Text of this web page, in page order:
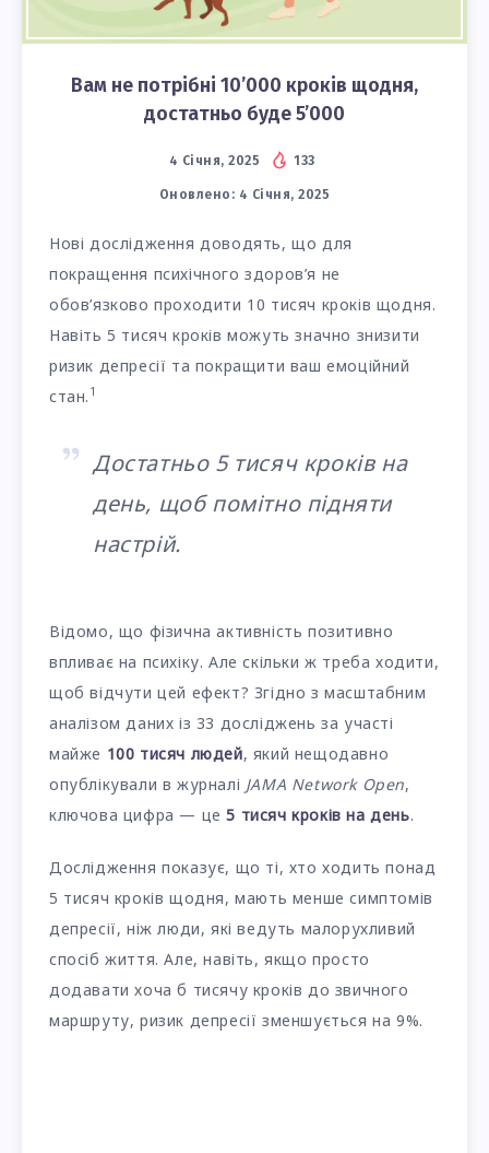
Вам не потрібні 10’000 кроків щодня,
достатньо буде 5’000
4 Січня, 2025 133
Оновлено: 4 Січня, 2025
Нові дослідження доводять, що для
покращення психічного здоров’я не
обов’язково проходити 10 тисяч кроків щодня.
Навіть 5 тисяч кроків можуть значно знизити
ризик депресії та покращити ваш емоційний
стан. 1
Достатньо 5 тисяч кроків на
день, щоб помітно підняти
настрій.
Відомо, що фізична активність позитивно
впливає на психіку. Але скільки ж треба ходити,
щоб відчути цей ефект? Згідно з масштабним
аналізом даних із 33 досліджень за участі
майже 100 тисяч людей, який нещодавно
опублікували в журналі JAMA Network Open,
ключова цифра — це5 тисяч кроків на день.
Дослідження показує, що ті, хто ходить понад
5 тисяч кроків щодня, мають менше симптомів
депресії, ніж люди, які ведуть малорухливий
спосіб життя. Але, навіть, якщо просто
додавати хоча б тисячу кроків до звичного
маршруту, ризик депресії зменшується на 9%.